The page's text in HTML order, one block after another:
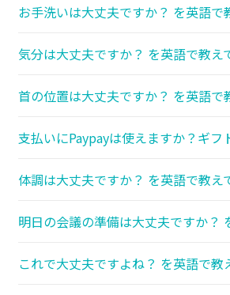
お手洗いは大丈夫ですか？ を英語で
気分は大丈夫ですか？ を英語で教え
首の位置は大丈夫ですか？ を英語で
支払いにPaypayは使えますか？ギ
体調は大丈夫ですか？ を英語で教え
明日の会議の準備は大丈夫ですか？
これで大丈夫ですよね？ を英語で教